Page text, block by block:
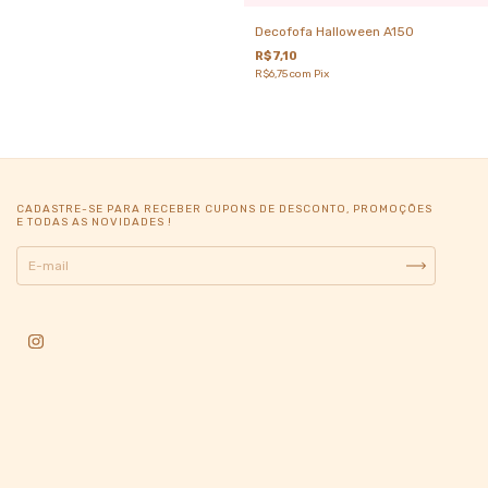
Decofofa Halloween A150
R$7,10
R$6,75com Pix
CADASTRE-SE PARA RECEBER CUPONS DE DESCONTO, PROMOÇÕES
E TODAS AS NOVIDADES !